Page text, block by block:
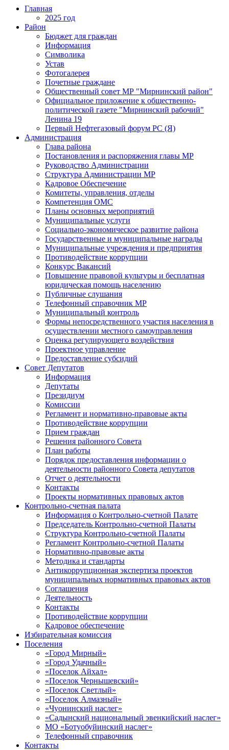
Главная
2025 год
Район
Бюджет для граждан
Информация
Символика
Устав
Фотогалерея
Почетные граждане
Общественный совет МР "Мирнинский район"
Официальное приложение к общественно-
политической газете "Мирнинский рабочий"
Ленина 19
Первый Нефтегазовый форум РС (Я)
Администрация
Глава района
Постановления и распоряжения главы МР
Руководство Администрации
Структура Администрации МР
Кадровое Обеспечение
Комитеты, управления, отделы
Компетенция ОМС
Планы основных мероприятий
Муниципальные услуги
Социально-экономическое развитие района
Государственные и муниципальные награды
Муниципальные учреждения и предприятия
Противодействие коррупции
Конкурс Вакансий
Повышение правовой культуры и бесплатная
юридическая помощь населению
Публичные слушания
Телефонный справочник МР
Муниципальный контроль
Формы непосредственного участия населения в
осуществлении местного самоуправления
Оценка регулирующего воздействия
Проектное управление
Предоставление субсидий
Совет Депутатов
Информация
Депутаты
Президиум
Комиссии
Регламент и нормативно-правовые акты
Противодействие коррупции
Прием граждан
Решения районного Совета
План работы
Порядок предоставления информации о
деятельности районного Совета депутатов
Отчет о деятельности
Контакты
Проекты нормативных правовых актов
Контрольно-счетная палата
Информация о Контрольно-счетной Палате
Председатель Контрольно-счетной Палаты
Структура Контрольно-счетной Палаты
Регламент Контрольно-счетной Палаты
Нормативно-правовые акты
Методика и стандарты
Антикоррупционная экспертиза проектов
муниципальных нормативных правовых актов
Соглашения
Деятельность
Контакты
Противодействие коррупции
Кадровое обеспечение
Избирательная комиссия
Поселения
«Город Мирный»
«Город Удачный»
«Поселок Айхал»
«Поселок Чернышевский»
«Поселок Светлый»
«Поселок Алмазный»
«Чуонинский наслег»
«Садынский национальный эвенкийский наслег»
МО «Ботуобуйинский наслег»
Телефонный справочник
Контакты